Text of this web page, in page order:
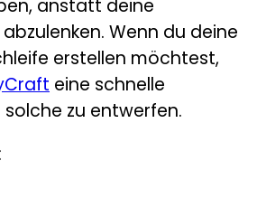
anstatt deine
Wenn du deine
erstellen möchtest,
eine schnelle
zu entwerfen.